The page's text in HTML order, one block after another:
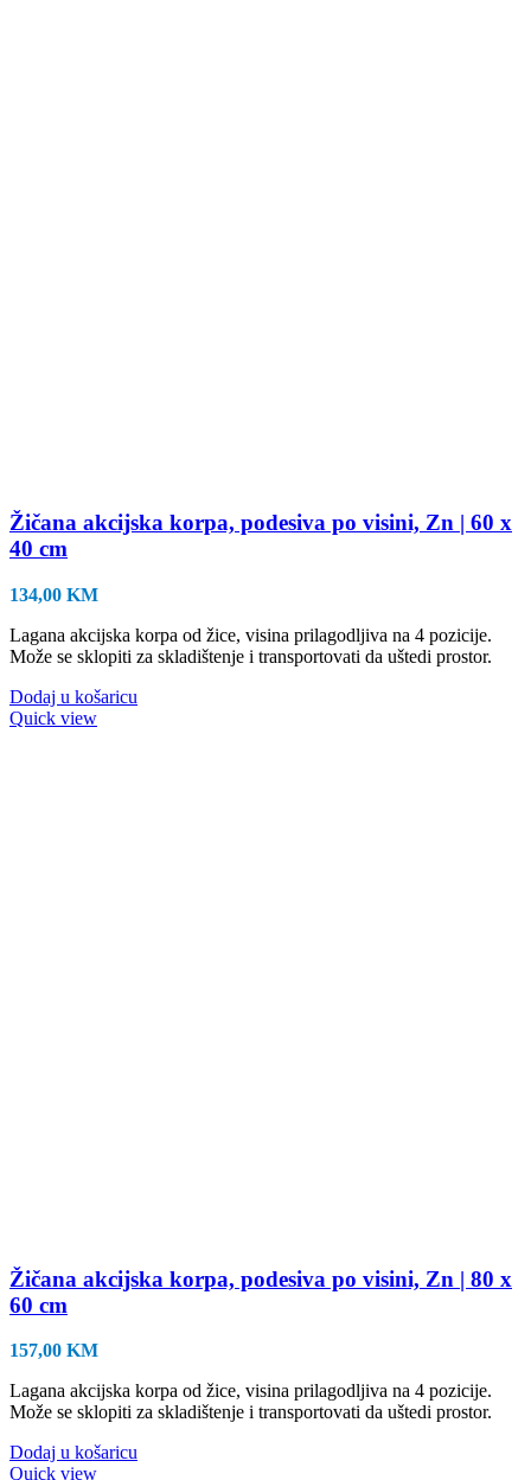
Žičana akcijska korpa, podesiva po visini, Zn | 60 x
40 cm
134,00 KM
Lagana akcijska korpa od žice, visina prilagodljiva na 4 pozicije.
Može se sklopiti za skladištenje i transportovati da uštedi prostor.
Dodaj u košaricu
Quick view
Žičana akcijska korpa, podesiva po visini, Zn | 80 x
60 cm
157,00 KM
Lagana akcijska korpa od žice, visina prilagodljiva na 4 pozicije.
Može se sklopiti za skladištenje i transportovati da uštedi prostor.
Dodaj u košaricu
Quick view